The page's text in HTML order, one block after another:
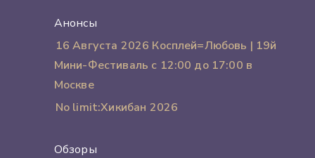
Анонсы
16 Августа 2026 Косплей=Любовь | 19й
Мини-Фестиваль с 12:00 до 17:00 в
Москве
No limit:Хикибан 2026
Обзоры